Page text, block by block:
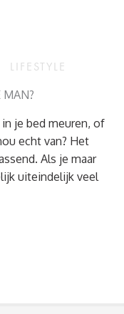
LIFESTYLE
MAN?
in je bed meuren, of
echt van? Het
Als je maar
uiteindelijk veel